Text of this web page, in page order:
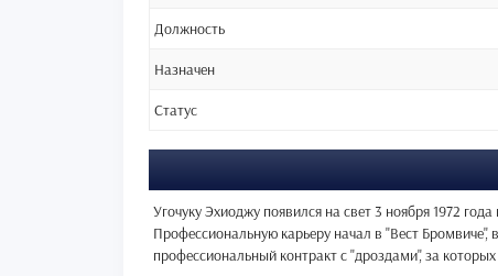
Должность
Назначен
Статус
Угочуку Эхиоджу появился на свет 3 ноября 1972
Профессиональную карьеру начал в "Вест
профессиональный контракт с "дроздами", за